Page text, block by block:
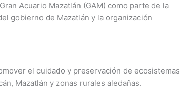
Acuario Mazatlán (GAM) como parte de la
gobierno de Mazatlán y la organización
el cuidado y preservación de ecosistemas
Mazatlán y zonas rurales aledañas.